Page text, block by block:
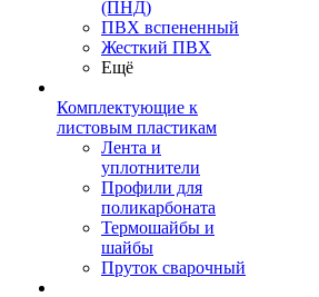
(ПНД)
ПВХ вспененный
Жесткий ПВХ
Ещё
Комплектующие к
листовым пластикам
Лента и
уплотнители
Профили для
поликарбоната
Термошайбы и
шайбы
Пруток сварочный